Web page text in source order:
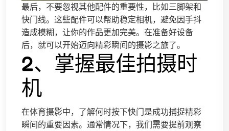
最后，不要忽视其他配件的重要性，比如三脚架和
快门线。这些配件可以帮助稳定相机，避免因手抖
造成模糊，让你的作品更加完美。在准备好设备
后，就可以开始迈向精彩瞬间的摄影之旅了。
2、掌握最佳拍摄时
机
在体育摄影中，了解何时按下快门是成功捕捉精彩
瞬间的重要因素。通常情况下，我们需要提前观察